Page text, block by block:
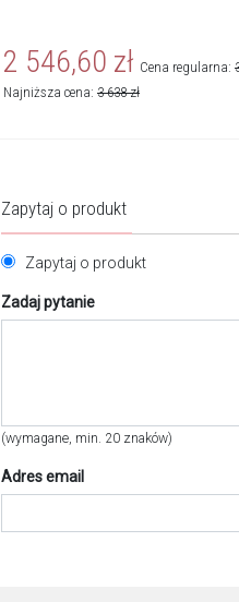
2 546,60 zł Cena regularna:
Najniższa cena: 3 638 zł
Zapytaj o produkt
Zapytaj o produkt
Zadaj pytanie
(wymagane, min. 20 znaków)
Adres email